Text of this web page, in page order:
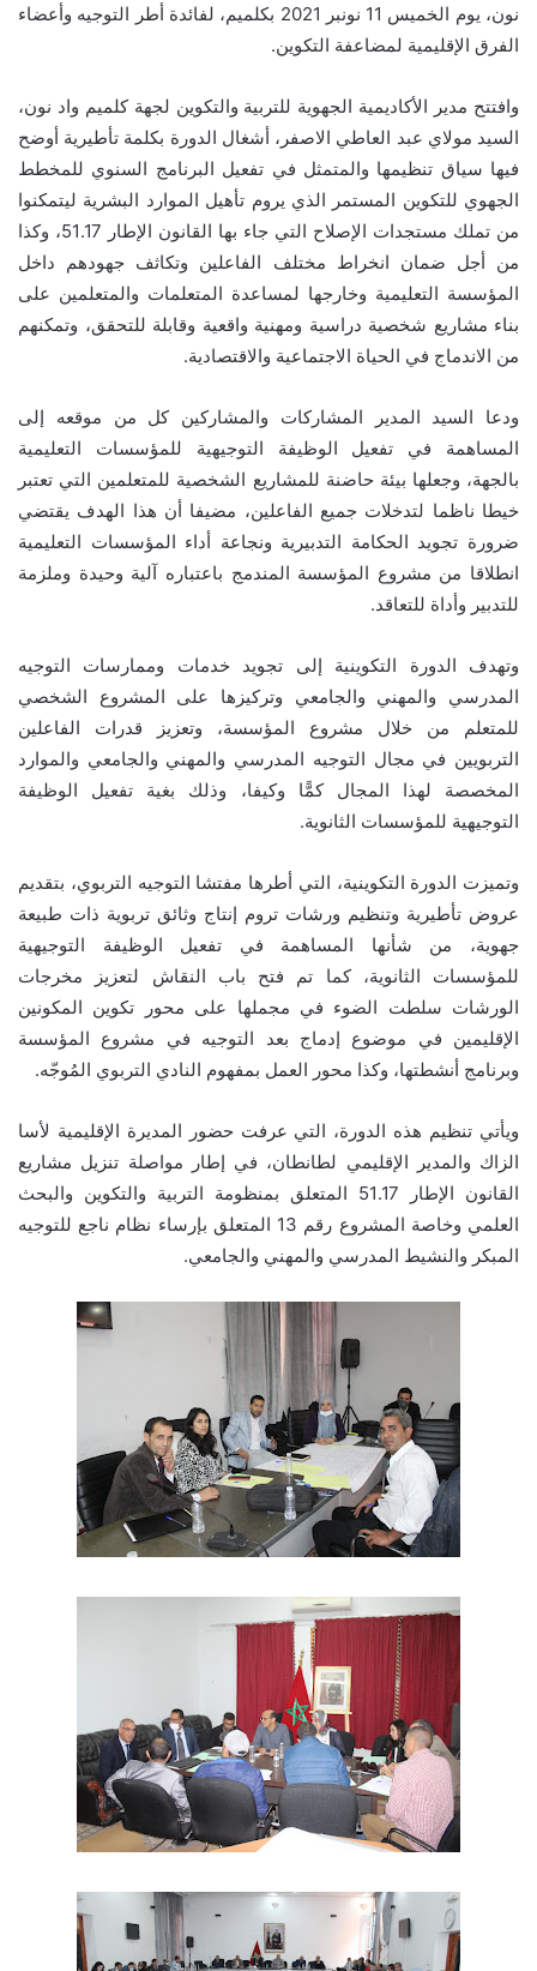
نون، يوم الخميس 11 نونبر 2021 بكلميم، لفائدة أطر التوجيه وأعضاء
الفرق الإقليمية لمضاعفة التكوين.
وافتتح مدير الأكاديمية الجهوية للتربية والتكوين لجهة كلميم واد نون،
السيد مولاي عبد العاطي الاصفر، أشغال الدورة بكلمة تأطيرية أوضح
فيها سياق تنظيمها والمتمثل في تفعيل البرنامج السنوي للمخطط
الجهوي للتكوين المستمر الذي يروم تأهيل الموارد البشرية ليتمكنوا
من تملك مستجدات الإصلاح التي جاء بها القانون الإطار 51.17، وكذا
من أجل ضمان انخراط مختلف الفاعلين وتكاثف جهودهم داخل
المؤسسة التعليمية وخارجها لمساعدة المتعلمات والمتعلمين على
بناء مشاريع شخصية دراسية ومهنية واقعية وقابلة للتحقق، وتمكنهم
من الاندماج في الحياة الاجتماعية والاقتصادية.
ودعا السيد المدير المشاركات والمشاركين كل من موقعه إلى
المساهمة في تفعيل الوظيفة التوجيهية للمؤسسات التعليمية
بالجهة، وجعلها بيئة حاضنة للمشاريع الشخصية للمتعلمين التي تعتبر
خيطا ناظما لتدخلات جميع الفاعلين، مضيفا أن هذا الهدف يقتضي
ضرورة تجويد الحكامة التدبيرية ونجاعة أداء المؤسسات التعليمية
انطلاقا من مشروع المؤسسة المندمج باعتباره آلية وحيدة وملزمة
للتدبير وأداة للتعاقد.
وتهدف الدورة التكوينية إلى تجويد خدمات وممارسات التوجيه
المدرسي والمهني والجامعي وتركيزها على المشروع الشخصي
للمتعلم من خلال مشروع المؤسسة، وتعزيز قدرات الفاعلين
التربويين في مجال التوجيه المدرسي والمهني والجامعي والموارد
المخصصة لهذا المجال كمًّا وكيفا، وذلك بغية تفعيل الوظيفة
التوجيهية للمؤسسات الثانوية.
وتميزت الدورة التكوينية، التي أطرها مفتشا التوجيه التربوي، بتقديم
عروض تأطيرية وتنظيم ورشات تروم إنتاج وثائق تربوية ذات طبيعة
جهوية، من شأنها المساهمة في تفعيل الوظيفة التوجيهية
للمؤسسات الثانوية، كما تم فتح باب النقاش لتعزيز مخرجات
الورشات سلطت الضوء في مجملها على محور تكوين المكونين
الإقليمين في موضوع إدماج بعد التوجيه في مشروع المؤسسة
وبرنامج أنشطتها، وكذا محور العمل بمفهوم النادي التربوي المُوجّه.
ويأتي تنظيم هذه الدورة، التي عرفت حضور المديرة الإقليمية لأسا
الزاك والمدير الإقليمي لطانطان، في إطار مواصلة تنزيل مشاريع
القانون الإطار 51.17 المتعلق بمنظومة التربية والتكوين والبحث
العلمي وخاصة المشروع رقم 13 المتعلق بإرساء نظام ناجع للتوجيه
المبكر والنشيط المدرسي والمهني والجامعي.